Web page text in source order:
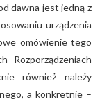
dawna jest jedną z
urządzenia
omówienie tego
Rozporządzeniach
również należy
a konkretnie –